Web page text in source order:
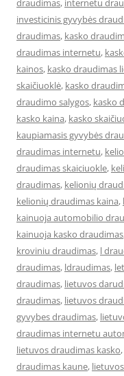
draudimas, internetu
investicinis gyvybės
draudimas, kasko
draudimas internetu,
kainos, kasko draudimas
skaičiuoklė, kasko
draudimo salygos, kasko
kasko kaina, kasko
kaupiamasis gyvybės
draudimas internetu,
draudimas skaiciuokle,
draudimas, kelionių
kelionių draudimas kaina,
kainuoja automobilio
kainuoja kasko draudimas
kroviniu draudimas, l
draudimas, ldraudimas,
draudimas, lietuvos
draudimas, lietuvos
gyvybes draudimas,
draudimas internetu
lietuvos draudimas kasko,
draudimas kaune,